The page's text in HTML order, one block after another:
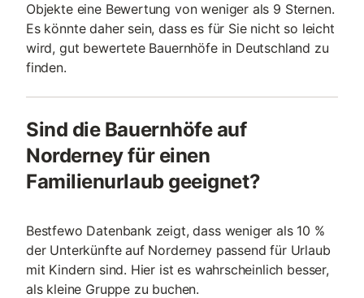
Objekte eine Bewertung von weniger als 9 Sternen.
Es könnte daher sein, dass es für Sie nicht so leicht
wird, gut bewertete Bauernhöfe in Deutschland zu
finden.
Sind die Bauernhöfe auf
Norderney für einen
Familienurlaub geeignet?
Bestfewo Datenbank zeigt, dass weniger als 10 %
der Unterkünfte auf Norderney passend für Urlaub
mit Kindern sind. Hier ist es wahrscheinlich besser,
als kleine Gruppe zu buchen.